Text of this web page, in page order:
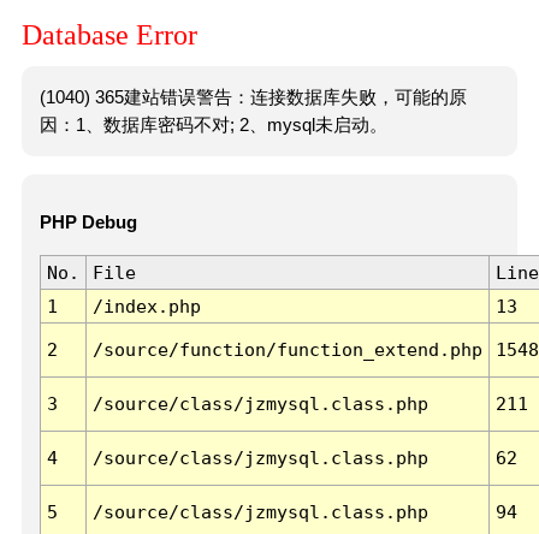
Database Error
(1040) 365建站错误警告：连接数据库失败，可能的原
因：1、数据库密码不对; 2、mysql未启动。
PHP Debug
No. File
Line
1
/index.php 13
2 /source/function/function_extend.php 1548
3 /source/class/jzmysql.class.php 211
4 /source/class/jzmysql.class.php 62
5 /source/class/jzmysql.class.php 94